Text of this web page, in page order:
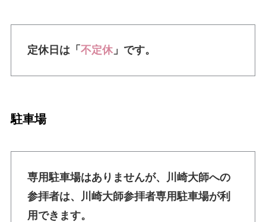
定休日は「 不定休」です。
駐車場
専用駐車場はありませんが、川崎大師への
参拝者は、川崎大師参拝者専用駐車場が利
用できます。